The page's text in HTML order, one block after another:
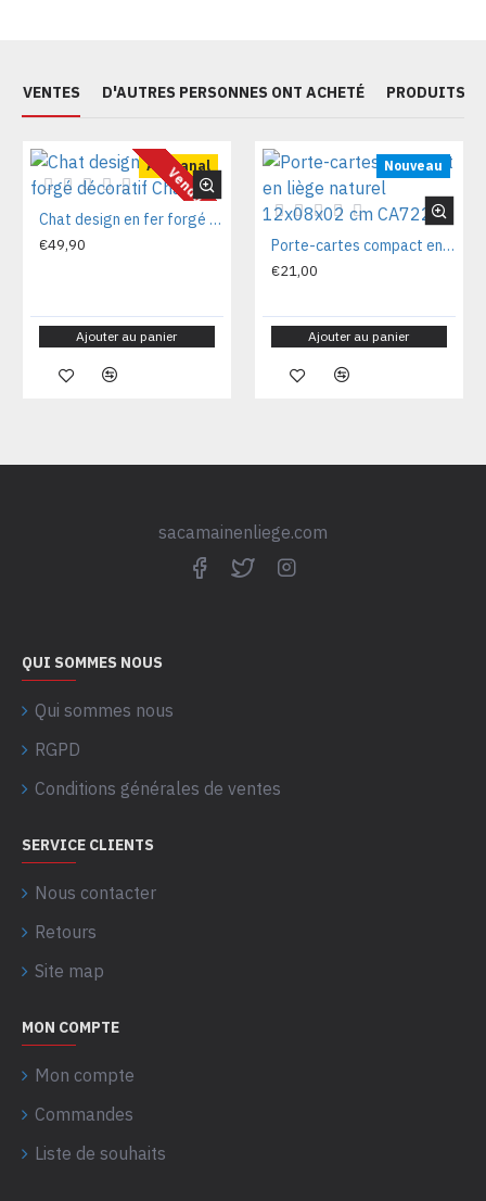
VENTES D'AUTRES PERSONNES ONT ACHETÉ PRODUITS
Artisanal
Vendu
Chat design en fer forgé décoratif Chat70
€49,90
Ajouter au panier
Nouveau
Porte-cartes compact en liège naturel 12x08x02 cm CA7225V
€21,00
Ajouter au panier
sacamainenliege.com
QUI SOMMES NOUS
Qui sommes nous
RGPD
Conditions générales de ventes
SERVICE CLIENTS
Nous contacter
Retours
Site map
MON COMPTE
Mon compte
Commandes
Liste de souhaits